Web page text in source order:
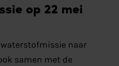
op 22 mei
naar
samen met de